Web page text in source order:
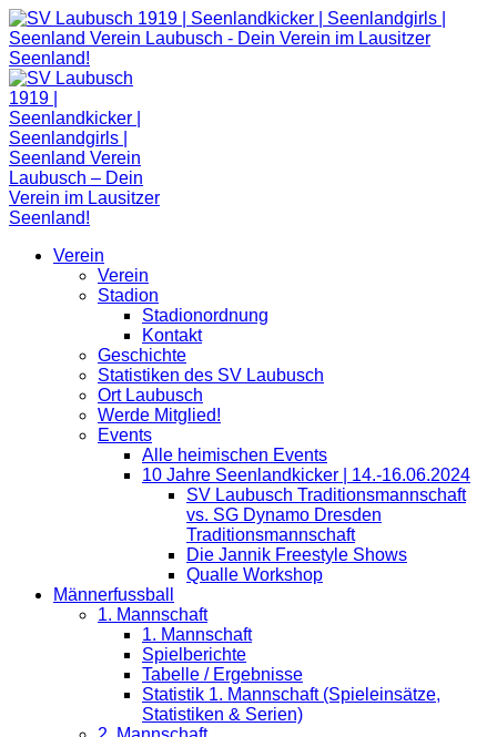
Zum
Inhalt
springen
Verein
Verein
Stadion
Stadionordnung
Kontakt
Geschichte
Statistiken des SV Laubusch
Ort Laubusch
Werde Mitglied!
Events
Alle heimischen Events
10 Jahre Seenlandkicker | 14.-16.06.2024
SV Laubusch Traditionsmannschaft
vs. SG Dynamo Dresden
Traditionsmannschaft
Die Jannik Freestyle Shows
Qualle Workshop
Männerfussball
1. Mannschaft
1. Mannschaft
Spielberichte
Tabelle / Ergebnisse
Statistik 1. Mannschaft (Spieleinsätze,
Statistiken & Serien)